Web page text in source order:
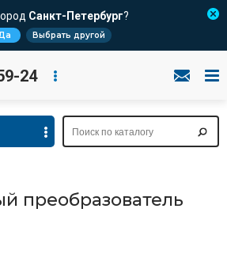
Санкт-Петербург?
Выбрать другой
24
преобразователь